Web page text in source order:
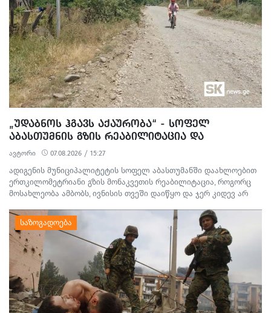
„ᲣᲓᲐᲑᲜᲝᲡ ᲰᲒᲐᲕᲡ ᲐᲥᲐᲣᲠᲝᲑᲐ“ - ᲡᲝᲤᲔᲚ
ᲐᲑᲐᲡᲗᲣᲛᲜᲘᲡ ᲒᲖᲘᲡ ᲠᲔᲐᲑᲘᲚᲘᲢᲐᲪᲘᲐ ᲓᲐ
ᲛᲝᲡᲐᲮᲚᲔᲝᲑᲘᲡ ᲞᲠᲝᲢᲔᲡᲢᲘ
ავტორი 07.08.2026 / 15:27
ადიგენის მუნიციპალიტეტის სოფელ აბასთუმანში დაახლოებით
ერთკილომეტრიანი გზის მონაკვეთის რეაბილიტაცია, როგორც
მოსახლეობა ამბობს, ივნისის თვეში დაიწყო და ჯერ კიდევ არ
მტვერი, მოუწესრიგებელი სანიაღვრე არხები ადგილობრივების
ყოველდღიურ ცხოვრებასა და ტურისტულ სეზონს პრობლემებს
უქმნის.